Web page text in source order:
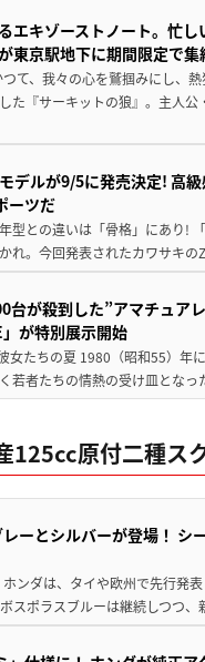
エキゾーストノート。忙
東京駅地下に期間限定で集
て、我々の心を鷲掴みにし、
た『サーキットの狼』。主人公
デルが9/5に発売決定! 高
ーツだ
型との違いは「骨格」にあり!
れ。今回発表されたカワサキ
が殺到した”アマチュア
が特別展示開始
女たちの夏 1980（昭和55）年
若者たちの情熱の受け皿とな
125cc原付二種ス
ーとシルバーが登場！ シ
ンダは、タイや欧州で先行発
スポラスブルーは継続しつつ